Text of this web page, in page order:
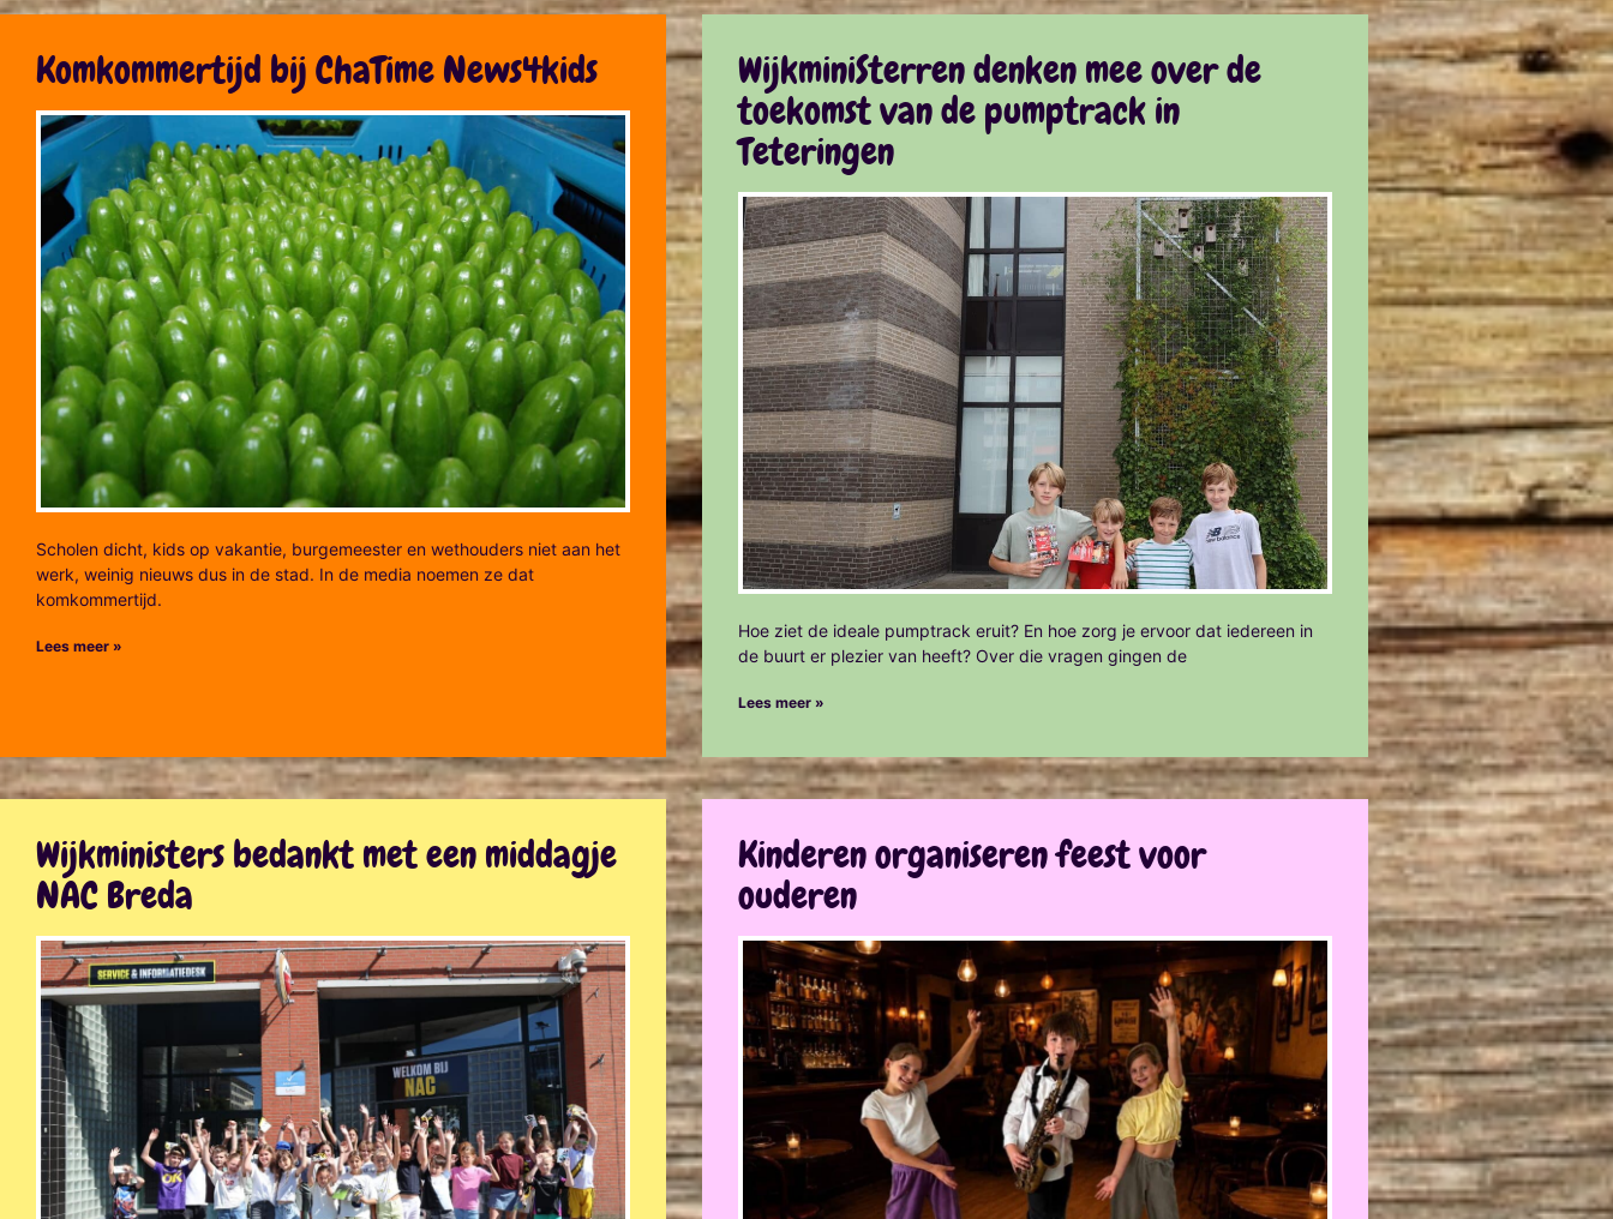
Komkommertijd bij ChaTime News4kids
Scholen dicht, kids op vakantie, burgemeester en wethouders niet aan het
werk, weinig nieuws dus in de stad. In de media noemen ze dat
komkommertijd.
Lees meer »
WijkminiSterren denken mee over de
toekomst van de pumptrack in
Teteringen
Hoe ziet de ideale pumptrack eruit? En hoe zorg je ervoor dat iedereen in
de buurt er plezier van heeft? Over die vragen gingen de
Lees meer »
Wijkministers bedankt met een middagje
NAC Breda
Kinderen organiseren feest voor
ouderen